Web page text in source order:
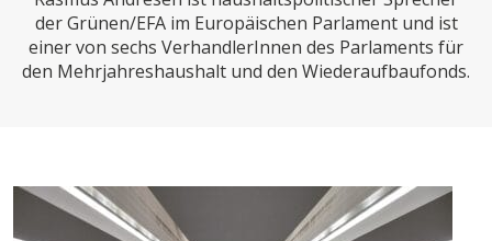
SUCHE
ABO/LOGIN
der Grünen/EFA im Europäischen Parlament und ist
einer von sechs VerhandlerInnen des Parlaments für
den Mehrjahreshaushalt und den Wiederaufbaufonds.